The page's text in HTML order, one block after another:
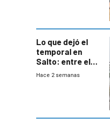
Lo que dejó el
temporal en
Salto: entre el
impacto
Hace 2 semanas